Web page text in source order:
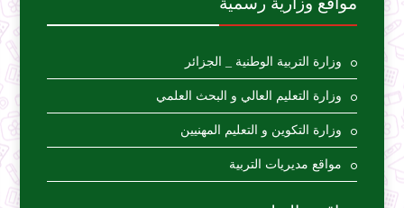
وزارة التربية الوطنية _ الجزائر
وزارة التعليم العالي و البحث العلمي
وزارة التكوين و التعليم المهنيين
مواقع مديريات التربية